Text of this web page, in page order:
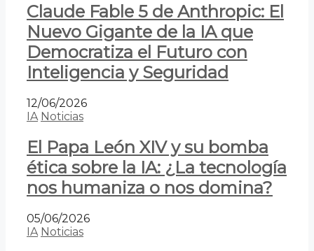
Claude Fable 5 de Anthropic: El
Nuevo Gigante de la IA que
Democratiza el Futuro con
Inteligencia y Seguridad
12/06/2026
IA Noticias
El Papa León XIV y su bomba
ética sobre la IA: ¿La tecnología
nos humaniza o nos domina?
05/06/2026
IA Noticias